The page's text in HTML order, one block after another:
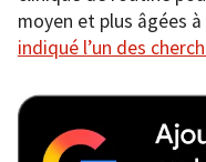
moyen et plus âgées
indiqué l’un des